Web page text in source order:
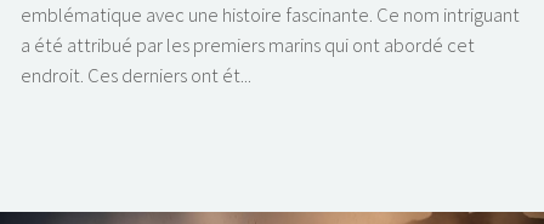
emblématique avec une histoire fascinante. Ce nom intriguant
a été attribué par les premiers marins qui ont abordé cet
endroit. Ces derniers ont ét...